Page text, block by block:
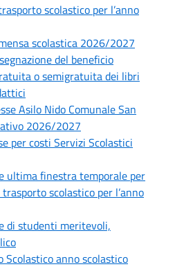
scolastico per l’anno
scolastica 2026/2027
del beneficio
o semigratuita dei libri
Asilo Nido Comunale San
2026/2027
per costi Servizi Scolastici
ultima finestra temporale per
scolastico per l’anno
di studenti meritevoli,
Scolastico anno scolastico